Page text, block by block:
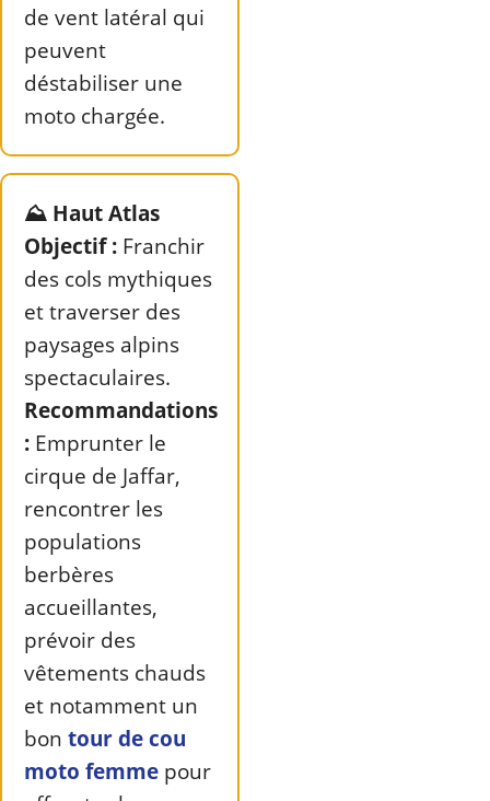
de vent latéral qui
peuvent
déstabiliser une
moto chargée.
⛰️ Haut Atlas
Objectif : Franchir
des cols mythiques
et traverser des
paysages alpins
spectaculaires.
Recommandations
: Emprunter le
cirque de Jaffar,
rencontrer les
populations
berbères
accueillantes,
prévoir des
vêtements chauds
et notamment un
bon tour de cou
moto femme pour